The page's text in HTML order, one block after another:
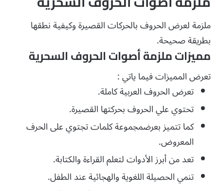
ملزمة لعرض الحروف بالحركات القصيرة وكيفية نطقها
بطريقة صحيحة.
مميزات ملزمة أصوات الحروف السحرية
تعرض المميزات فيما ياتي :
تعرض الحروف العربية كاملة.
تحتوي علي الحروف بحركتها القصيرة.
كما تتميز بعرضمجموعة كلمات تجتوي على الحرف
المعروض.
تعد من أبرز الأدوات لتعلم القراءة والكتابة.
تنمي الحصيلة اللغوية والهجائية عند الطفل.